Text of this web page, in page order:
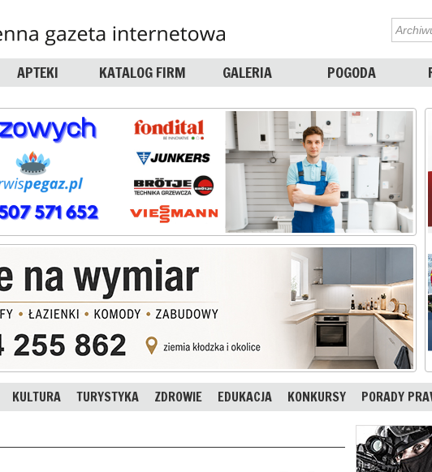
APTEKI KATALOG FIRM GALERIA POGODA
KULTURA TURYSTYKA ZDROWIE EDUKACJA KONKURSY PORADY